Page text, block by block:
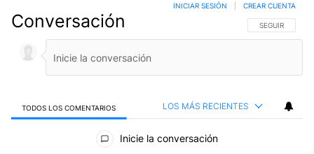
Conversación SIGA ESTA
SEGUIR
INICIAR SESIÓN CREAR CUENTA
TODOS LOS COMENTARIOS LOS MÁS RECIENTES
Todos los comentarios
Inicie la conversación